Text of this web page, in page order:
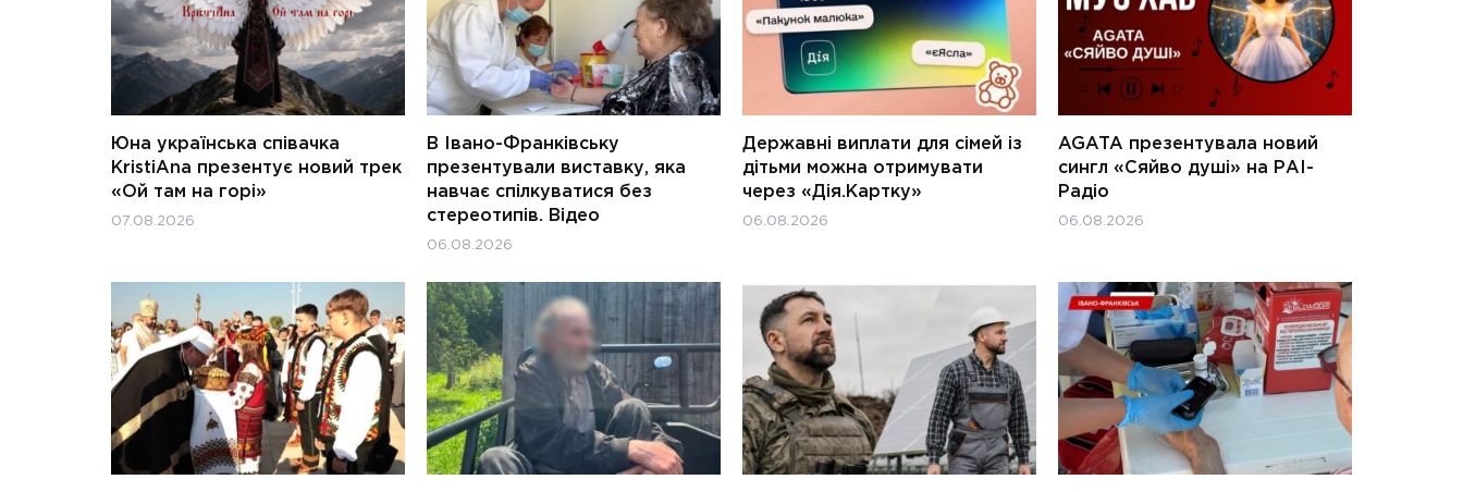
Юна українська співачка
KristiAna презентує новий трек
«Ой там на горі»
07.08.2026
В Івано-Франківську
презентували виставку, яка
навчає спілкуватися без
стереотипів. Відео
06.08.2026
Державні виплати для сімей із
дітьми можна отримувати
через «Дія.Картку»
06.08.2026
AGATA презентувала новий
сингл «Сяйво душі» на РАІ-
Радіо
06.08.2026